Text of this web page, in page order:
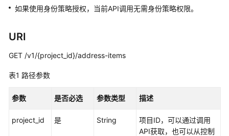
门
用
指
佳
践
如果使用身份策略授权，当前API调用无需身份策略权限。
URI
GET /v1/{project_id}/address-items
表1 路径参数
参数 是否必选 参数类型 描述
project_id 是 String
项目ID，可以通过调用
API获取，也可以从控制